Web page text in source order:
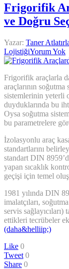
Frigorifik
ve Doğru
Yazar: Taner
LojistiğiYorum Yok
Frigorifik araçlarla
araçlarının
sistemlerinin yeterli
duyduklarında bu
Oysa soğutma
bu parametrelere
İzolasyonlu araç
standartlarını
standart DIN
yapan sıcaklık
geçişi için temel
1981 yılında DIN
imalatçıları,
servis sağlayıcıları)
ettikleri tecrübeler
(daha&helliip;)
Like 0
Tweet 0
Share 0